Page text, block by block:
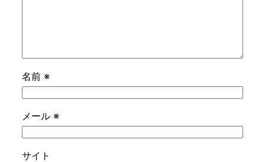
名前 ※
メール ※
サイト